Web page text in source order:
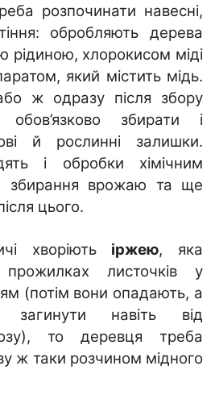
розпочинати навесні,
обробляють дерева
рідиною, хлорокисом міді
який містить мідь.
ж одразу після збору
збирати і
й рослинні залишки.
і обробки хімічним
збирання врожаю та ще
цього.
хворіють іржею, яка
листочків у
(потім вони опадають, а
навіть від
то деревця треба
ж таки розчином мідного